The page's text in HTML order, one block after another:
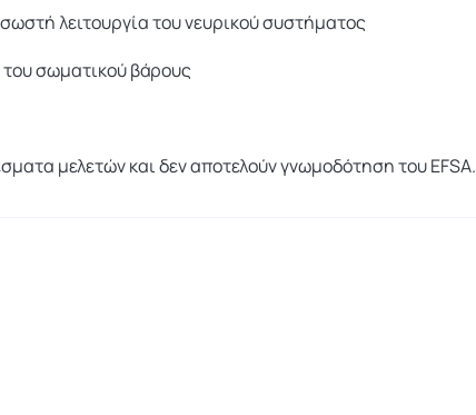
λειτουργία του νευρικού συστήματος
του σωματικού βάρους
μελετών και δεν αποτελούν γνωμοδότηση του EFSA.